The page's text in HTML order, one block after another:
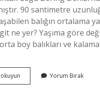
90 santimetre
balığın ortalama
ne yer? Yaşıma göre
boy balıkları ve
okuyun
Balığı
Yorum Bırak